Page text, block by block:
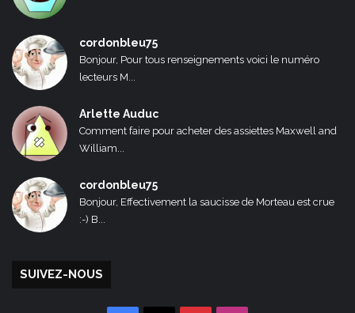
cordonbleu75
Bonjour, Pour tous renseignements voici le numéro
lecteurs M...
Arlette Auduc
Comment faire pour acheter des assiettes Maxwell and
William...
cordonbleu75
Bonjour, Effectivement la saucisse de Morteau est crue
:-) B...
SUIVEZ-NOUS